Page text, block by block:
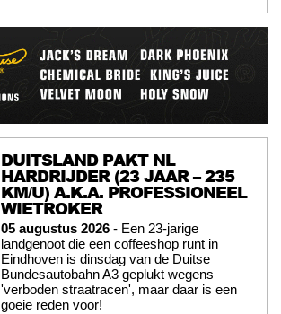
DUITSLAND PAKT NL
HARDRIJDER (23 JAAR – 235
KM/U) A.K.A. PROFESSIONEEL
WIETROKER
05 augustus 2026 - Een 23-jarige
landgenoot die een coffeeshop runt in
Eindhoven is dinsdag van de Duitse
Bundesautobahn A3 geplukt wegens
'verboden straatracen', maar daar is een
goeie reden voor!